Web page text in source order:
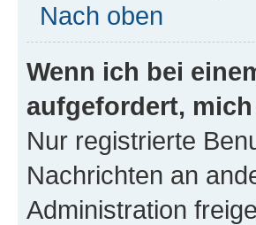
Nach oben
Wenn ich bei
aufgefordert,
Nur registrierte
Nachrichten an
Administration